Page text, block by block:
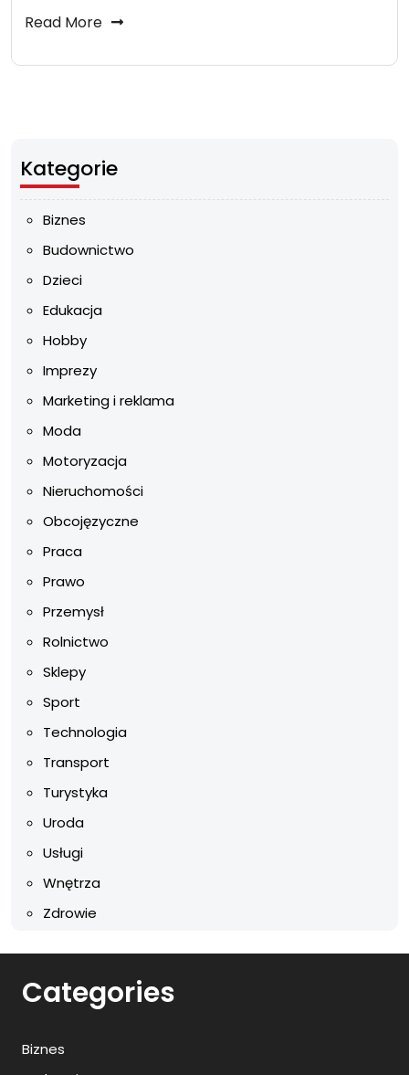
Read More
Kategorie
Biznes
Budownictwo
Dzieci
Edukacja
Hobby
Imprezy
Marketing i reklama
Moda
Motoryzacja
Nieruchomości
Obcojęzyczne
Praca
Prawo
Przemysł
Rolnictwo
Sklepy
Sport
Technologia
Transport
Turystyka
Uroda
Usługi
Wnętrza
Zdrowie
Categories
Biznes